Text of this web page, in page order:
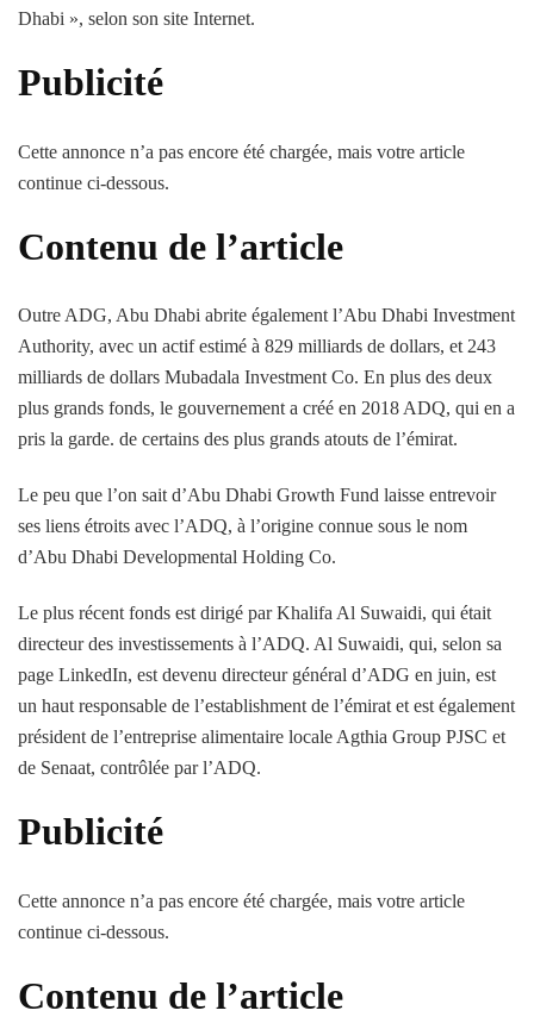
Dhabi », selon son site Internet.
Publicité
Cette annonce n’a pas encore été chargée, mais votre article
continue ci-dessous.
Contenu de l’article
Outre ADG, Abu Dhabi abrite également l’Abu Dhabi Investment
Authority, avec un actif estimé à 829 milliards de dollars, et 243
milliards de dollars Mubadala Investment Co. En plus des deux
plus grands fonds, le gouvernement a créé en 2018 ADQ, qui en a
pris la garde. de certains des plus grands atouts de l’émirat.
Le peu que l’on sait d’Abu Dhabi Growth Fund laisse entrevoir
ses liens étroits avec l’ADQ, à l’origine connue sous le nom
d’Abu Dhabi Developmental Holding Co.
Le plus récent fonds est dirigé par Khalifa Al Suwaidi, qui était
directeur des investissements à l’ADQ. Al Suwaidi, qui, selon sa
page LinkedIn, est devenu directeur général d’ADG en juin, est
un haut responsable de l’establishment de l’émirat et est également
président de l’entreprise alimentaire locale Agthia Group PJSC et
de Senaat, contrôlée par l’ADQ.
Publicité
Cette annonce n’a pas encore été chargée, mais votre article
continue ci-dessous.
Contenu de l’article